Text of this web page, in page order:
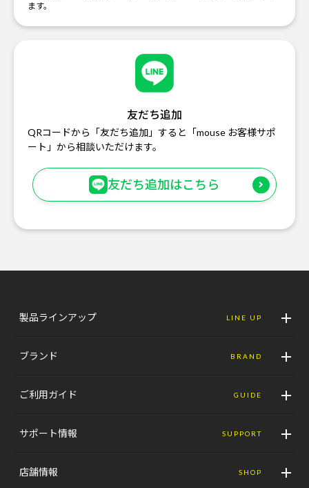
ます。
友だち追加
QRコードから「友だち追加」すると「mouse お客様サポ
ート」から相談いただけます。
友だち追加はこちら
製品ラインアップ LINE UP
ブランド BRAND
ご利用ガイド GUIDE
サポート情報 SUPPORT
店舗情報 SHOP